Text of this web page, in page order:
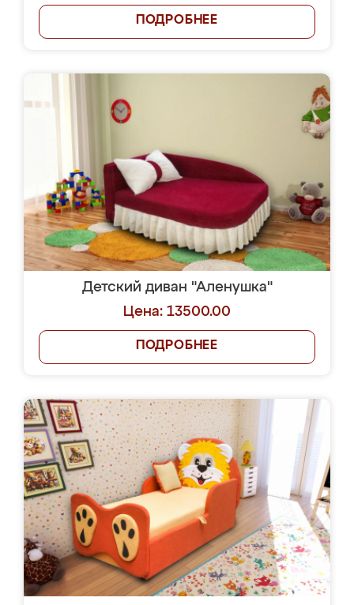
ПОДРОБНЕЕ
Детский диван "Аленушка"
Цена: 13500.00
ПОДРОБНЕЕ